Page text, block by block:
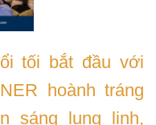
tối bắt đầu với
hoành tráng
sáng lung linh,